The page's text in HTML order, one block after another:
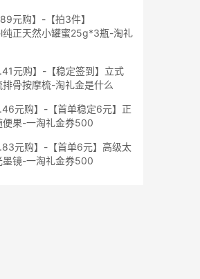
元购】-【拍3件】
纯正天然小罐蜜25g*3瓶-淘礼
元购】-【稳定签到】立式
骨按摩梳-淘礼金是什么
元购】-【首单稳定6元】正
便果-一淘礼金券500
元购】-【首单6元】高级太
墨镜-一淘礼金券500